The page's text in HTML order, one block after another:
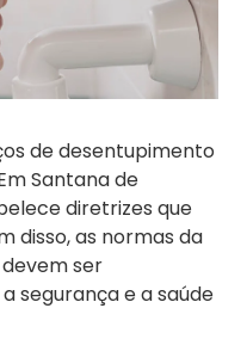
de desentupimento
Santana de
diretrizes que
disso, as normas da
ser
segurança e a saúde